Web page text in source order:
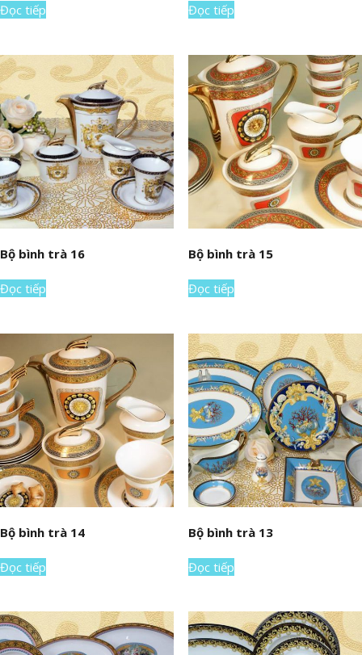
Đọc tiếp Đọc tiếp
Bộ bình trà 16
Đọc tiếp
Bộ bình trà 15
Đọc tiếp
Bộ bình trà 14
Đọc tiếp
Bộ bình trà 13
Đọc tiếp